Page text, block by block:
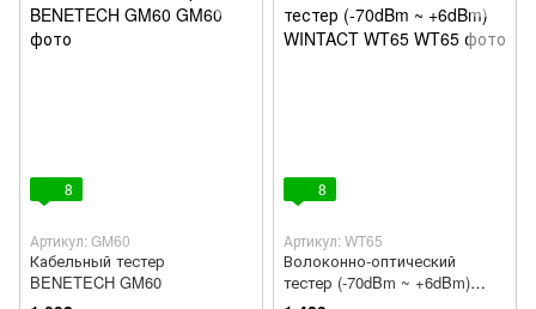
8
Артикул: GM60
Кабельный тестер
BENETECH GM60
8
Артикул: WT65
Волоконно-оптический
тестер (-70dBm ~ +6dBm)
WINTACT WT65